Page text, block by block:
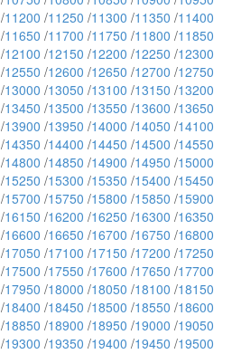
/11200 /11250 /11300 /11350 /11400
/11650 /11700 /11750 /11800 /11850
/12100 /12150 /12200 /12250 /12300
/12550 /12600 /12650 /12700 /12750
/13000 /13050 /13100 /13150 /13200
/13450 /13500 /13550 /13600 /13650
/13900 /13950 /14000 /14050 /14100
/14350 /14400 /14450 /14500 /14550
/14800 /14850 /14900 /14950 /15000
/15250 /15300 /15350 /15400 /15450
/15700 /15750 /15800 /15850 /15900
/16150 /16200 /16250 /16300 /16350
/16600 /16650 /16700 /16750 /16800
/17050 /17100 /17150 /17200 /17250
/17500 /17550 /17600 /17650 /17700
/17950 /18000 /18050 /18100 /18150
/18400 /18450 /18500 /18550 /18600
/18850 /18900 /18950 /19000 /19050
/19300 /19350 /19400 /19450 /19500